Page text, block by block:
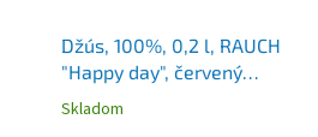
Džús, 100%, 0,2 l, RAUCH
"Happy day", červený
multivitamín
Skladom